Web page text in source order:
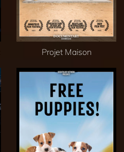
Projet Maison